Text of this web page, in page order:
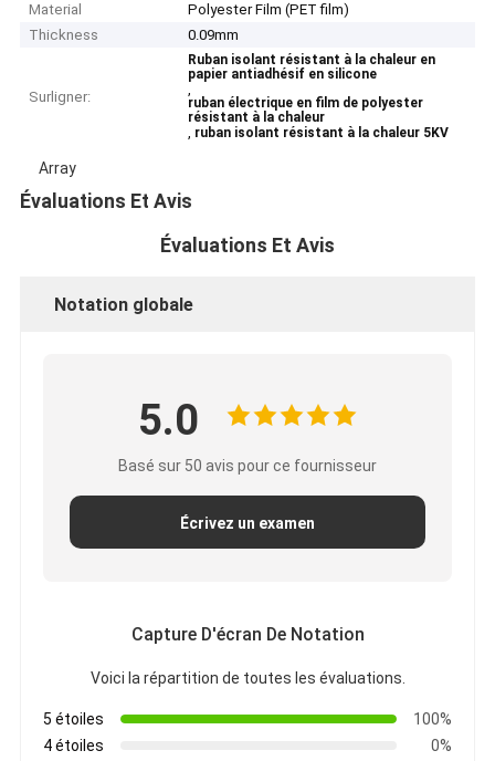
Material
Polyester Film (PET film)
Thickness
0.09mm
Surligner:
Ruban isolant résistant à la chaleur en
papier antiadhésif en silicone
,
ruban électrique en film de polyester
résistant à la chaleur
, ruban isolant résistant à la chaleur 5KV
Array
Évaluations Et Avis
Évaluations Et Avis
Notation globale
5.0
Basé sur 50 avis pour ce fournisseur
Écrivez un examen
Capture D'écran De Notation
Voici la répartition de toutes les évaluations.
5 étoiles
100%
4 étoiles
0%